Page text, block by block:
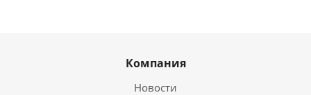
Компания
Новости